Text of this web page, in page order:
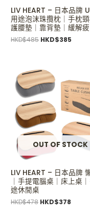
LIV HEART – 日本品牌
用途泡沫珠攬枕｜手枕頸
護腰墊｜靠背墊｜緩解疲
HKD$485 HKD$385
OUT OF STOCK
LIV HEART – 日本品牌
｜手提電腦桌｜床上桌
途休閒桌
HKD$478
Original
price
was:
HKD$478.
HKD$378
is: